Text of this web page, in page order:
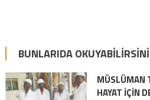
BUNLARIDA
MÜSLÜMAN
HAYAT İÇİN